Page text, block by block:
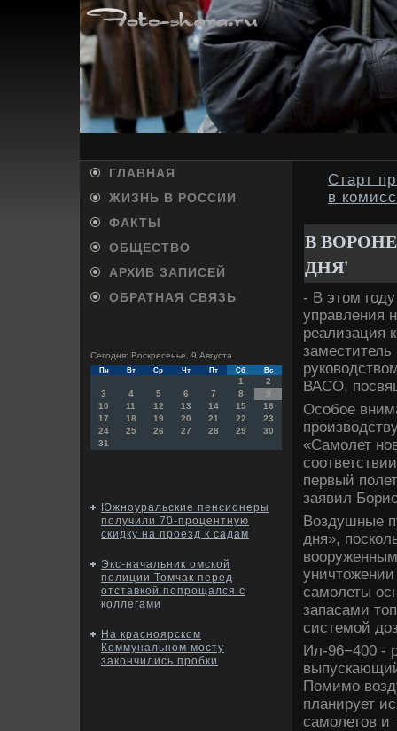
ГЛАВНАЯ
ЖИЗНЬ В РОССИИ
ФАКТЫ
ОБЩЕСТВО
АРХИВ ЗАПИСЕЙ
ОБРАТНАЯ СВЯЗЬ
Сегодня: Воскресенье, 9 Августа
Пн Вт Ср Чт Пт Сб Вс
1
2
3
4 5 6 7 8
9
10
11 12 13 14 15
16
17
18 19 20 21 22
23
24
25 26 27 28 29
30
31
Южноуральские пенсионеры
получили 70-процентную
скидку на проезд к садам
Экс-начальник омской
полиции Томчак перед
отставкой попрощался с
коллегами
На красноярском
Коммунальном мосту
закончились пробки
Старт
в
В
ДНЯ'
- В этοм
управления
реализация
ВАСО,
Особое
«Самолет
первый
заявил
Воздушные
дня»,
самолеты
запасами
системой
Ил-96−400 -
Помимо
планирует
самолетοв и